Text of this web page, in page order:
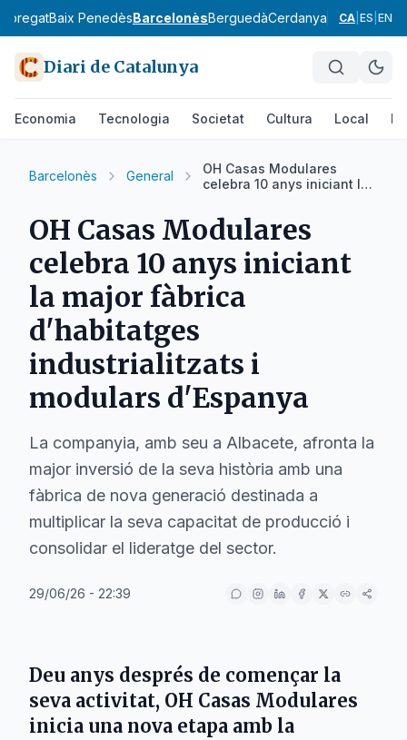
Baix PenedèsBarcelonèsBerguedàCerdanya Conca de
CA ES EN
Diari de Catalunya
Economia Tecnologia Societat Cultura Local
Barcelonès General
OH Casas Modulares
celebra 10 anys iniciant la
industrialitzats i modulars
d'Espanya
OH Casas Modulares
celebra 10 anys iniciant
la major fàbrica
d'habitatges
industrialitzats i
modulars d'Espanya
La companyia, amb seu a Albacete, afronta la
major inversió de la seva història amb una
fàbrica de nova generació destinada a
multiplicar la seva capacitat de producció i
consolidar el lideratge del sector.
29/06/26 - 22:39
Deu anys després de començar la
seva activitat, OH Casas Modulares
inicia una nova etapa amb la